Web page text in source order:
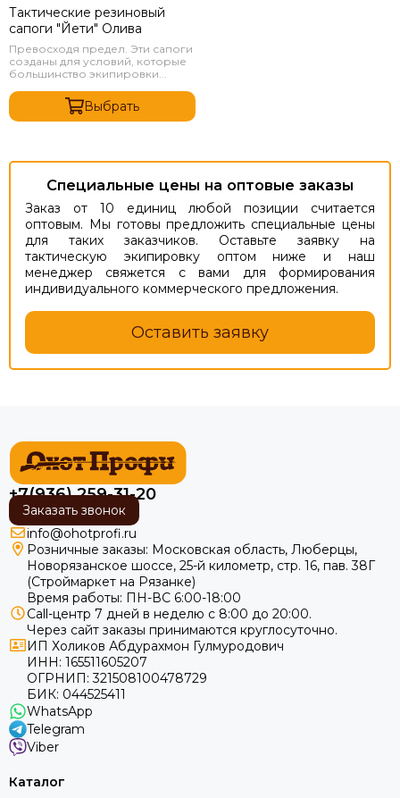
Тактические резиновый
сапоги "Йети" Олива
Превосходя предел. Эти сапоги
созданы для условий, которые
большинство экипировки...
Выбрать
Специальные цены на оптовые заказы
Заказ от 10 единиц любой позиции считается
оптовым. Мы готовы предложить специальные цены
для таких заказчиков. Оставьте заявку на
тактическую экипировку оптом ниже и наш
менеджер свяжется с вами для формирования
индивидуального коммерческого предложения.
Оставить заявку
+7(936) 259-31-20
Заказать звонок
info@ohotprofi.ru
Розничные заказы: Московская область, Люберцы,
Новорязанское шоссе, 25-й километр, стр. 16, пав. 38Г
(Строймаркет на Рязанке)
Время работы: ПН-ВС 6:00-18:00
Call-центр 7 дней в неделю с 8:00 до 20:00.
Через сайт заказы принимаются круглосуточно.
ИП Холиков Абдурахмон Гулмуродович
ИНН: 165511605207
ОГРНИП: 321508100478729
БИК: 044525411
WhatsApp
Telegram
Viber
Каталог